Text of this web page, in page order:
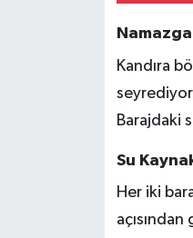
Kandıra
Barajdaki
Su
Her iki